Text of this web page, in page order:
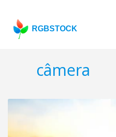
RGBSTOCK
câmera